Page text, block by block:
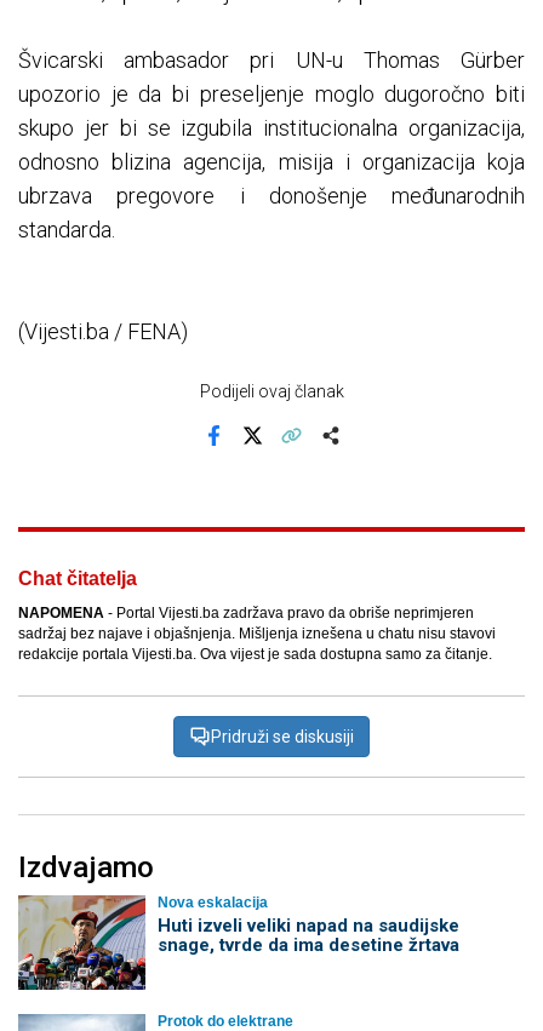
Švicarski ambasador pri UN-u Thomas Gürber
upozorio je da bi preseljenje moglo dugoročno biti
skupo jer bi se izgubila institucionalna organizacija,
odnosno blizina agencija, misija i organizacija koja
ubrzava pregovore i donošenje međunarodnih
standarda.
(Vijesti.ba / FENA)
Podijeli ovaj članak
Chat čitatelja
NAPOMENA - Portal Vijesti.ba zadržava pravo da obriše neprimjeren
sadržaj bez najave i objašnjenja. Mišljenja iznešena u chatu nisu stavovi
redakcije portala Vijesti.ba. Ova vijest je sada dostupna samo za čitanje.
Pridruži se diskusiji
Izdvajamo
Nova eskalacija
Huti izveli veliki napad na saudijske
snage, tvrde da ima desetine žrtava
Protok do elektrane